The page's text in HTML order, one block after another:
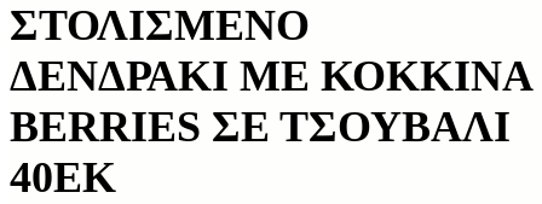
ΣΤΟΛΙΣΜΕΝΟ
ΔΕΝΔΡΑΚΙ ΜΕ ΚΟΚΚΙΝΑ
BERRIES ΣΕ ΤΣΟΥΒΑΛΙ
40ΕΚ